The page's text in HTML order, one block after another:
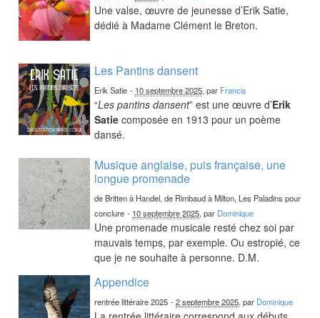
Une valse, œuvre de jeunesse d’Erik Satie,
dédié à Madame Clément le Breton.
Les Pantins dansent
Erik Satie - 10 septembre 2025, par Francis
“Les pantins dansent” est une œuvre d’Erik
Satie composée en 1913 pour un poème
dansé.
Musique anglaise, puis française, une
longue promenade
de Britten à Handel, de Rimbaud à Milton, Les Paladins pour
conclure - 10 septembre 2025, par Dominique
Une promenade musicale resté chez soi par
mauvais temps, par exemple. Ou estropié, ce
que je ne souhaite à personne. D.M.
Appendice
rentrée littéraire 2025 -2 septembre 2025, par Dominique